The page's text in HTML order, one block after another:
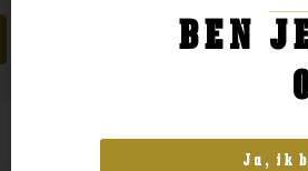
BESTELLEN
BEN
Ja, ik